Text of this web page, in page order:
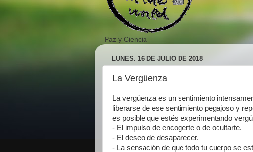
Paz y Ciencia
LUNES, 16 DE JULIO DE 2018
La Vergüenza
La vergüenza es un sentimiento
liberarse de ese sentimiento pegajoso y
es posible que estés experimentando
- El impulso de encogerte o de ocultarte.
- El deseo de desaparecer.
- La sensación de que todo tu cuerpo se